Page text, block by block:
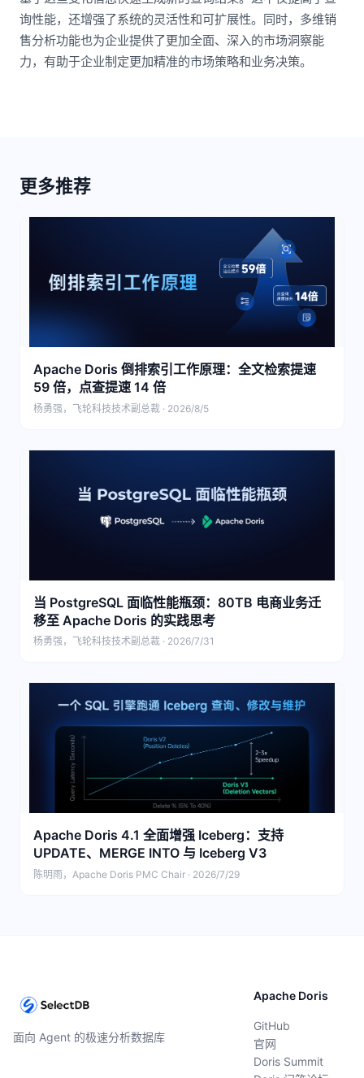
询性能，还增强了系统的灵活性和可扩展性。同时，多维销
售分析功能也为企业提供了更加全面、深入的市场洞察能
力，有助于企业制定更加精准的市场策略和业务决策。
更多推荐
Apache Doris 倒排索引工作原理：全文检索提速
59 倍，点查提速 14 倍
杨勇强，飞轮科技技术副总裁 · 2026/8/5
当 PostgreSQL 面临性能瓶颈：80TB 电商业务迁
移至 Apache Doris 的实践思考
杨勇强，飞轮科技技术副总裁 · 2026/7/31
Apache Doris 4.1 全面增强 Iceberg：支持
UPDATE、MERGE INTO 与 Iceberg V3
陈明雨，Apache Doris PMC Chair · 2026/7/29
面向 Agent 的极速分析数据库
Apache Doris
GitHub
官网
Doris Summit